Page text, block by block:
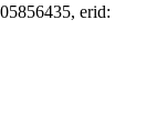
erid: